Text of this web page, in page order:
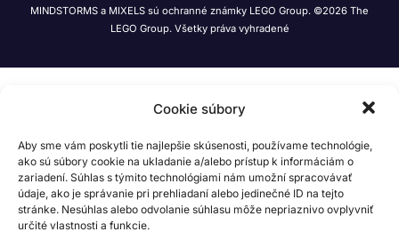
Cookie súbory
Aby sme vám poskytli tie najlepšie skúsenosti, používame technológie,
ako sú súbory cookie na ukladanie a/alebo prístup k informáciám o
zariadení. Súhlas s týmito technológiami nám umožní spracovávať
údaje, ako je správanie pri prehliadaní alebo jedinečné ID na tejto
stránke. Nesúhlas alebo odvolanie súhlasu môže nepriaznivo ovplyvniť
určité vlastnosti a funkcie.
MINDSTORMS a MIXELS sú ochranné známky LEGO Group. ©2026 The
LEGO Group. Všetky práva vyhradené